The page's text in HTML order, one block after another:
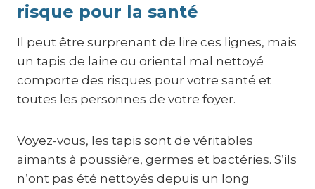
risque pour la santé
Il peut être surprenant de lire ces lignes, mais
un tapis de laine ou oriental mal nettoyé
comporte des risques pour votre santé et
toutes les personnes de votre foyer.
Voyez-vous, les tapis sont de véritables
aimants à poussière, germes et bactéries. S’ils
n’ont pas été nettoyés depuis un long